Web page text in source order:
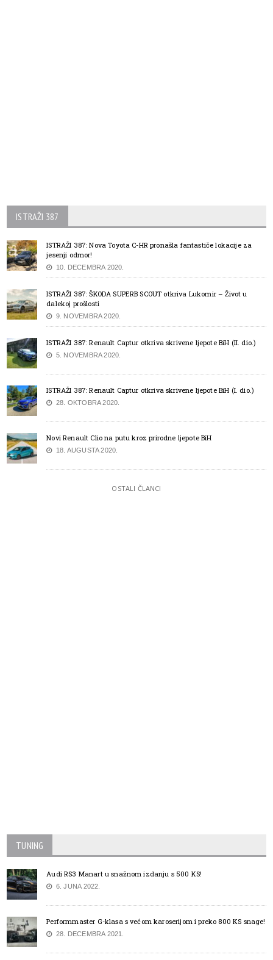
ISTRAŽI 387
ISTRAŽI 387: Nova Toyota C-HR pronašla fantastiče lokacije za
jesenji odmor!
10. DECEMBRA 2020.
ISTRAŽI 387: ŠKODA SUPERB SCOUT otkriva Lukomir – Život u
dalekoj prošlosti
9. NOVEMBRA 2020.
ISTRAŽI 387: Renault Captur otkriva skrivene ljepote BiH (II. dio.)
5. NOVEMBRA 2020.
ISTRAŽI 387: Renault Captur otkriva skrivene ljepote BiH (I. dio.)
28. OKTOBRA 2020.
Novi Renault Clio na putu kroz prirodne ljepote BiH
18. AUGUSTA 2020.
OSTALI ČLANCI
TUNING
Audi RS3 Manart u snažnom izdanju s 500 KS!
6. JUNA 2022.
Performmaster G-klasa s većom karoserijom i preko 800 KS snage!
28. DECEMBRA 2021.